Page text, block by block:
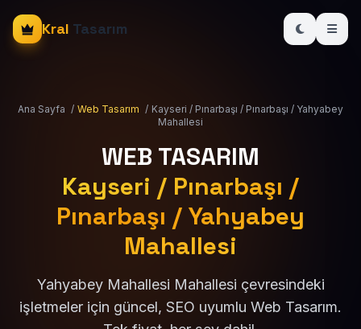
Kral Tasarım
Ana Sayfa / Web Tasarım / Kayseri / Pınarbaşı / Pınarbaşı / Yahyabey
Mahallesi
WEB TASARIM
Kayseri / Pınarbaşı /
Pınarbaşı / Yahyabey
Mahallesi
Yahyabey Mahallesi Mahallesi çevresindeki
işletmeler için güncel, SEO uyumlu Web Tasarım.